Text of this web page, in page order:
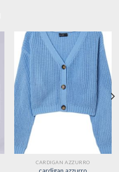
CARDIGAN AZZURRO